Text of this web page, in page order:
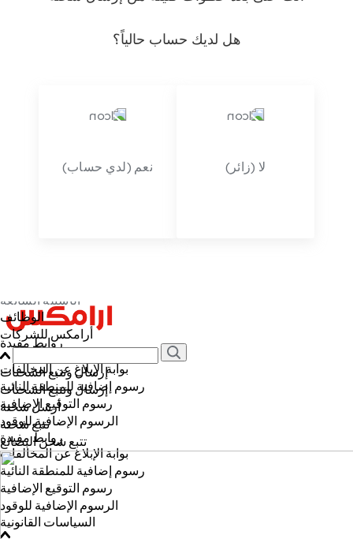
النفط والغاز
الموضة وتجارة التجزئة
كليك تو شيب
كن أحد متاجر الاستلام الشريكة
الأسئلة الشائعة
الوظائف
أرامكس للشركات
إرسال وتتبع الشحنات
إرسال وتتبع الشحنات
أرسل شحنة
تتبع شحنة
تتبع شحن البضائع
هل لديك حساب حالياً؟
نعم (لدي حساب) لا (زائر)
روابط مفيدة
بوابة الإبلاغ عن المخالفات
رسوم إضافية للمنطقة النائية
رسوم التوقيع الإضافية
الرسوم الإضافية للوقود
روابط مفيدة
بوابة الإبلاغ عن المخالفات
رسوم إضافية للمنطقة النائية
رسوم التوقيع الإضافية
الرسوم الإضافية للوقود
السياسات القانونية